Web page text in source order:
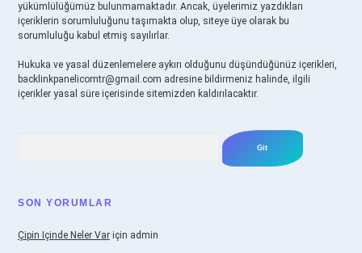
yükümlülüğümüz bulunmamaktadır. Ancak, üyelerimiz yazdıkları
içeriklerin sorumluluğunu taşımakta olup, siteye üye olarak bu
sorumluluğu kabul etmiş sayılırlar.
Hukuka ve yasal düzenlemelere aykırı olduğunu düşündüğünüz içerikleri,
backlinkpanelicomtr@gmail.com adresine bildirmeniz halinde, ilgili
içerikler yasal süre içerisinde sitemizden kaldırılacaktır.
SON YORUMLAR
Çipin Içinde Neler Var için admin